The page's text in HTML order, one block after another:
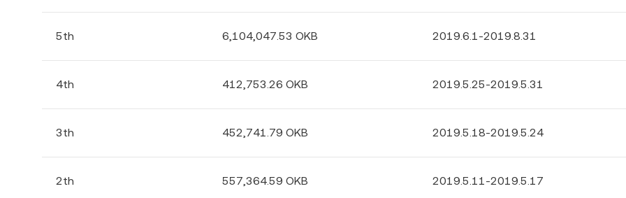
5th 6,104,047.53 OKB 2019.6.1-2019.8.31
4th 412,753.26 OKB 2019.5.25-2019.5.31
3th 452,741.79 OKB 2019.5.18-2019.5.24
2th 557,364.59 OKB 2019.5.11-2019.5.17